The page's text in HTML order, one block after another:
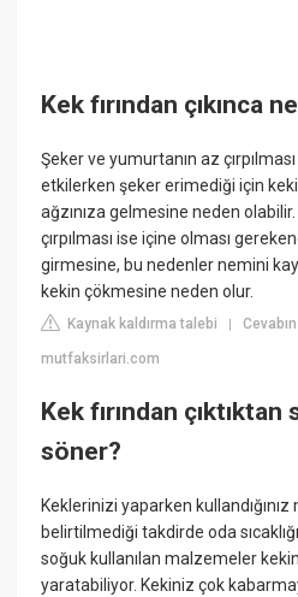
Kek fırından çıkınca
Şeker ve yumurtanın az
etkilerken şeker erimediği için
ağzınıza gelmesine neden
çırpılması ise içine olması
girmesine, bu nedenler nemini
kekin çökmesine neden olur.
Kaynak kaldırma talebi |
mutfaksirlari.com
Kek fırından
söner?
Keklerinizi yaparken
belirtilmediği takdirde oda
soğuk kullanılan malzemeler
yaratabiliyor. Kekiniz çok